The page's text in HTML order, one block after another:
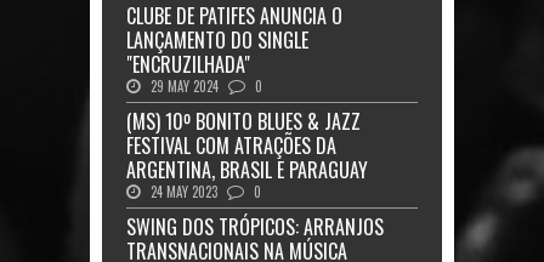
CLUBE DE PATIFES ANUNCIA O
LANÇAMENTO DO SINGLE
"ENCRUZILHADA"
29 MAY 2024 0
(MS) 10º BONITO BLUES & JAZZ
FESTIVAL COM ATRAÇÕES DA
ARGENTINA, BRASIL E PARAGUAY
24 MAY 2023 0
SWING DOS TRÓPICOS: ARRANJOS
TRANSNACIONAIS NA MÚSICA